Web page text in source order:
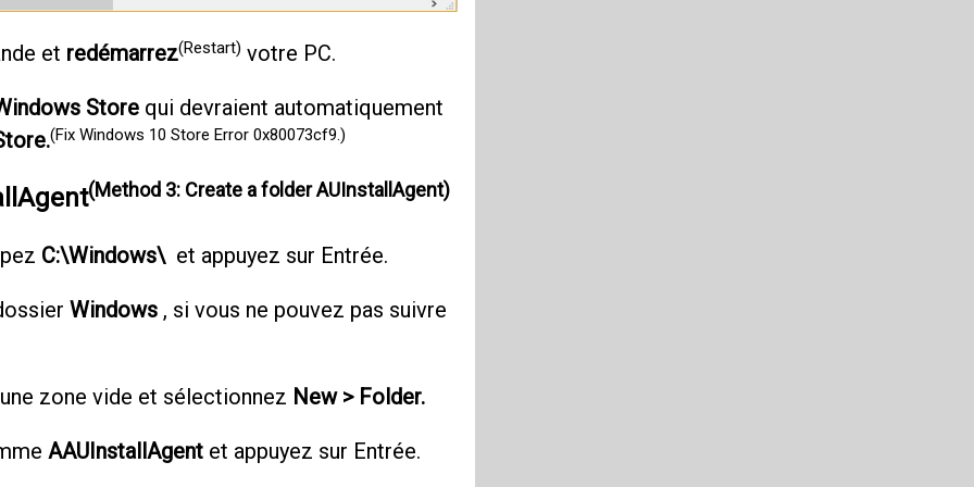
et redémarrez(Restart) votre PC.
Storequi devraient automatiquement
(Fix Windows 10 Store Error 0x80073cf9.)
(Method 3: Create a folder AUInstallAgent)
C:\Windows\et appuyez sur Entrée.
Windows, si vous ne pouvez pas suivre
zone vide et sélectionnez New > Folder.
AAUInstallAgentet appuyez sur Entrée.